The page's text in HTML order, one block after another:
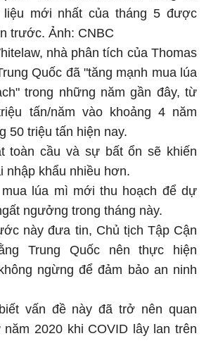
mới nhất của tháng 5 được
trước. Ảnh: CNBC
nhà phân tích của Thomas
Quốc đã "tăng mạnh mua lúa
trong những năm gần đây, từ
tấn/năm vào khoảng 4 năm
50 triệu tấn hiện nay.
toàn cầu và sự bất ổn sẽ khiến
nhập khẩu nhiều hơn.
lúa mì mới thu hoạch để dự
ngưởng trong tháng này.
này đưa tin, Chủ tịch Tập Cận
Trung Quốc nên thực hiện
ngừng để đảm bảo an ninh
vấn đề này đã trở nên quan
2020 khi COVID lây lan trên